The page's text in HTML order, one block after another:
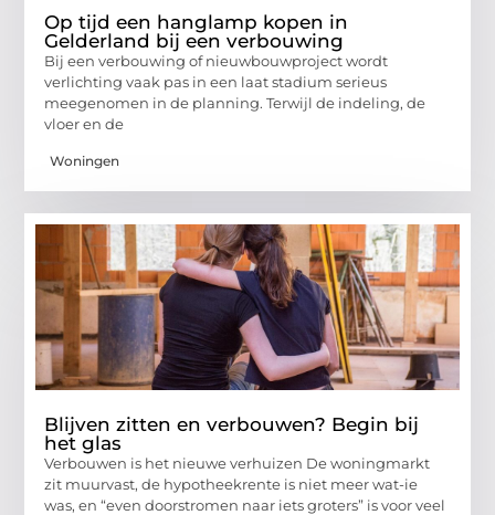
Op tijd een hanglamp kopen in
Gelderland bij een verbouwing
Bij een verbouwing of nieuwbouwproject wordt
verlichting vaak pas in een laat stadium serieus
meegenomen in de planning. Terwijl de indeling, de
vloer en de
Woningen
Blijven zitten en verbouwen? Begin bij
het glas
Verbouwen is het nieuwe verhuizen De woningmarkt
zit muurvast, de hypotheekrente is niet meer wat-ie
was, en “even doorstromen naar iets groters” is voor veel